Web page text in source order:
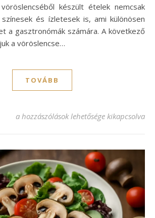
készült ételek nemcsak
és ízletesek is, ami különösen
a gasztronómák számára. A következő
a vöröslencse…
TOVÁBB
Vöröslencse receptek: ízletes és tápláló
a hozzászólások lehetősége kikapcsolva